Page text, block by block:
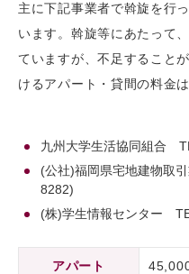
主に下記事業者で斡旋を行
います。斡旋等にあたって
ていますが、不足すること
けるアパート・貸間の料金
九州大学生活協同組合
(公社)福岡県宅地建物取
8282)
(株)学生情報センター
アパート